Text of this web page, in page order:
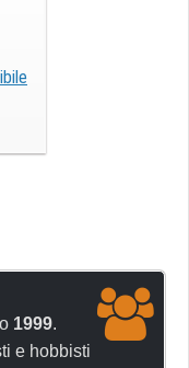
1999.
e hobbisti